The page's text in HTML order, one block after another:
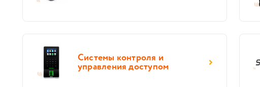
Системы контроля и
управления доступом